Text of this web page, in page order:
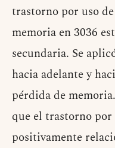
trastorno por uso
memoria en 3036
secundaria. Se
hacia adelante y
pérdida de
que el trastorno
positivamente